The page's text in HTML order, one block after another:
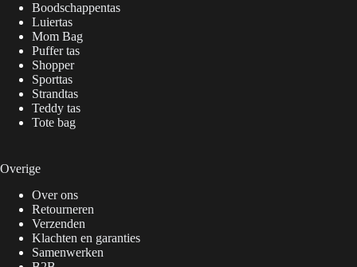
Boodschappentas
Luiertas
Mom Bag
Puffer tas
Shopper
Sporttas
Strandtas
Teddy tas
Tote bag
Overige
Over ons
Retourneren
Verzenden
Klachten en garanties
Samenwerken